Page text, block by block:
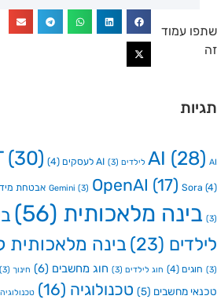
עמוד
AI
(3) AI לעסקים (4)
(30)
Gemini(3) OpenAI(17) אבטחת מידע (4)
מלאכותית(56)
(23) בינה מלאכותית
(4) חוג לילדים(3) חוג מחשבים(6) חינוך (3)
מחשבים(5) טכנולוגיה(16) טכנולוגיה